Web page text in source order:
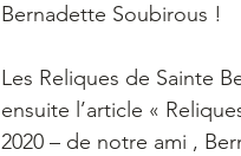
Bernadette Soubirous !
Les Reliques de Sainte
ensuite l’article «
2020 – de notre ami ,